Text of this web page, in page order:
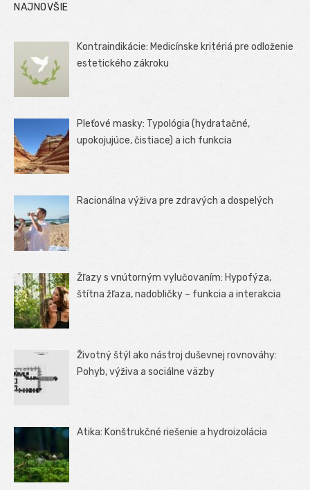
NAJNOVŠIE
Kontraindikácie: Medicínske kritériá pre odloženie
estetického zákroku
Pleťové masky: Typológia (hydratačné,
upokojujúce, čistiace) a ich funkcia
Racionálna výživa pre zdravých a dospelých
Žľazy s vnútorným vylučovaním: Hypofýza,
štítna žľaza, nadobličky – funkcia a interakcia
Životný štýl ako nástroj duševnej rovnováhy:
Pohyb, výživa a sociálne väzby
Atika: Konštrukčné riešenie a hydroizolácia